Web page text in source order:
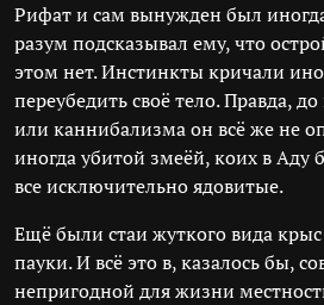
Рифат и сам вынужден был
разум подсказывал ему, что
этом нет. Инстинкты кричали
переубедить своё тело. Правда,
или каннибализма он всё же не
иногда убитой змеёй, коих в
все исключительно ядовитые.
Ещё были стаи жуткого вида
пауки. И всё это в, казалось бы,
непригодной для жизни